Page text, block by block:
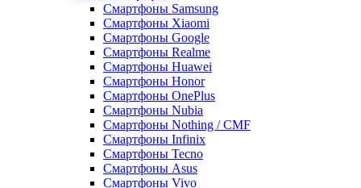
Смартфоны Samsung
Смартфоны Xiaomi
Смартфоны Google
Смартфоны Realme
Смартфоны Huawei
Смартфоны Honor
Смартфоны OnePlus
Смартфоны Nubia
Смартфоны Nothing / CMF
Смартфоны Infinix
Смартфоны Tecno
Смартфоны Asus
Смартфоны Vivo